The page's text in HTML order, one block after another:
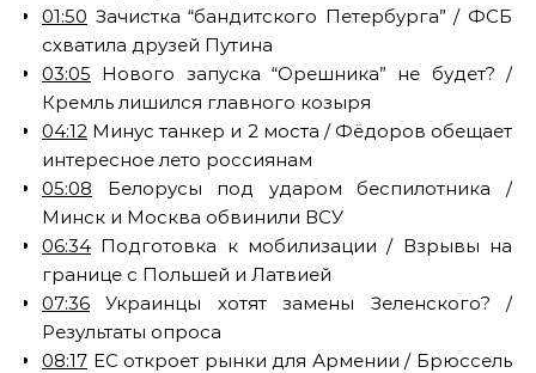
01:50 Зачистка “бандитского Петербурга” / ФСБ
схватила друзей Путина
03:05 Нового запуска “Орешника” не будет? /
Кремль лишился главного козыря
04:12 Минус танкер и 2 моста / Фёдоров обещает
интересное лето россиянам
05:08 Белорусы под ударом беспилотника /
Минск и Москва обвинили ВСУ
06:34 Подготовка к мобилизации / Взрывы на
границе с Польшей и Латвией
07:36 Украинцы хотят замены Зеленского? /
Результаты опроса
08:17 ЕС откроет рынки для Армении / Брюссель